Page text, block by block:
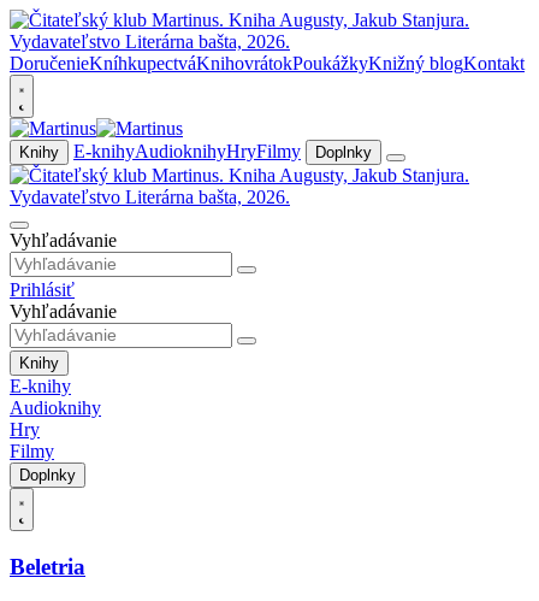
DoručenieKníhkupectváKnihovrátokPoukážkyKnižný blogKontakt
Knihy E-knihyAudioknihyHryFilmy Doplnky
Vyhľadávanie
Prihlásiť
Vyhľadávanie
Knihy
E-knihy
Audioknihy
Hry
Filmy
Doplnky
Beletria